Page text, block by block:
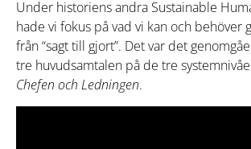
Under historiens andra Sustainable
hade vi fokus på vad vi kan och behöver
från “sagt till gjort”. Det var det
tre huvudsamtalen på de tre
Chefen och Ledningen.